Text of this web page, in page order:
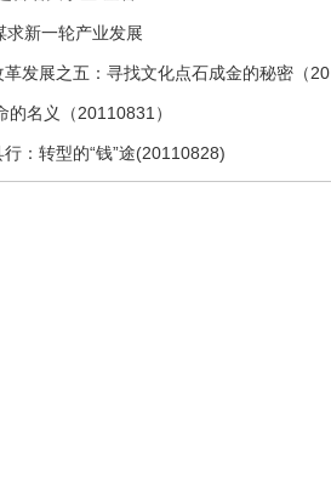
求新一轮产业发展
发展之五：寻找文化点石成金的秘密（
名义（20110831）
：转型的“钱”途(20110828)